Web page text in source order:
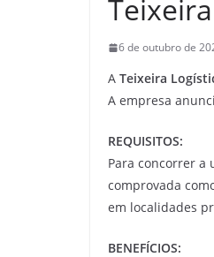
6 de outubro de
A Teixeira
A empresa
REQUISITOS:
Para concorrer a
comprovada
em localidades
BENEFÍCIOS: